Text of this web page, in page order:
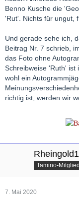
Benno Kusche die
'Rut'. Nichts für ungut,
Und gerade sehe ich,
Beitrag Nr. 7 schrieb,
das Foto ohne
Schreibweise 'Ruth' ist
wohl ein
richtig ist, werden wir
Tamino-Mitglied
7. Mai 2020